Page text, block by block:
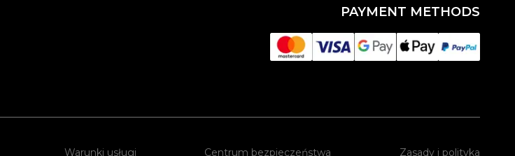
PAYMENT METHODS
Warunki usługi Centrum bezpieczeństwa Zasady i polityka